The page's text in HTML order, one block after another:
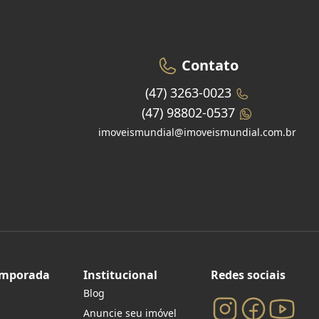
Contato
(47) 3263-0023
(47) 98802-0537
imoveismundial@imoveismundial.com.br
Institucional
Blog
Anuncie seu imóvel
Redes sociais